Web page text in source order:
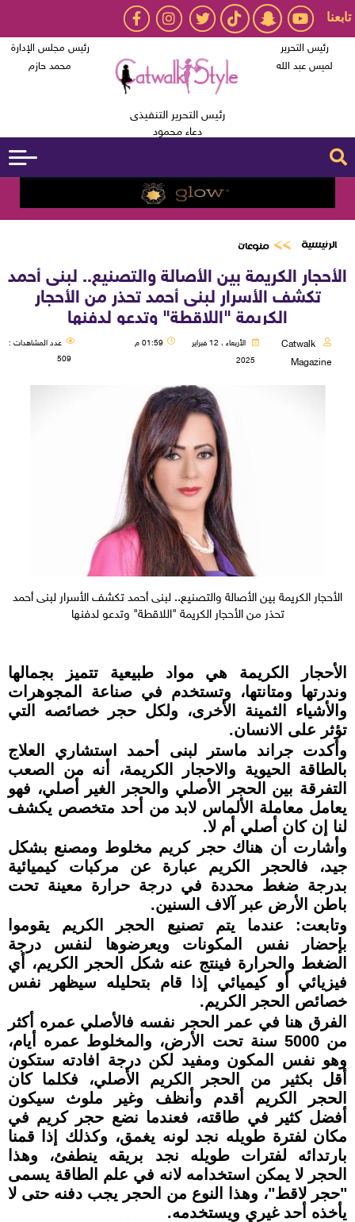
تابعنا
رئيس التحرير
لميس عبد الله
رئيس التحرير التنفيذى
دعاء محمود
رئيس مجلس الإدارة
محمد حازم
الرئيسية منوعات
الأحجار الكريمة بين الأصالة والتصنيع.. لبنى أحمد
تكشف الأسرار لبنى أحمد تحذر من الأحجار
الكريمة "اللاقطة" وتدعو لدفنها
Catwalk
Magazine
الأربعاء ، 12 فبراير
2025
01:59 م
عدد المشاهدات :
509
الأحجار الكريمة بين الأصالة والتصنيع.. لبنى أحمد تكشف الأسرار لبنى أحمد
تحذر من الأحجار الكريمة "اللاقطة" وتدعو لدفنها
الأحجار الكريمة هي مواد طبيعية تتميز بجمالها
وندرتها ومتانتها، وتستخدم في صناعة المجوهرات
والأشياء الثمينة الأخرى، ولكل حجر خصائصه التي
تؤثر على الانسان.
وأكدت جراند ماستر لبنى أحمد استشاري العلاج
بالطاقة الحيوية والاحجار الكريمة، أنه من الصعب
التفرقة بين الحجر الأصلي والحجر الغير أصلي، فهو
يعامل معاملة الألماس لابد من أحد متخصص يكشف
لنا إن كان أصلي أم لا.
وأشارت أن هناك حجر كريم مخلوط ومصنع بشكل
جيد، فالحجر الكريم عبارة عن مركبات كيميائية
بدرجة ضغط محددة في درجة حرارة معينة تحت
باطن الأرض عبر آلاف السنين.
وتابعت: عندما يتم تصنيع الحجر الكريم يقوموا
بإحضار نفس المكونات ويعرضوها لنفس درجة
الضغط والحرارة فينتج عنه شكل الحجر الكريم، أي
فيزيائي أو كيميائي إذا قام بتحليله سيظهر نفس
خصائص الحجر الكريم.
الفرق هنا في عمر الحجر نفسه فالأصلي عمره أكثر
من 5000 سنة تحت الأرض، والمخلوط عمره أيام،
وهو نفس المكون ومفيد لكن درجة افادته ستكون
أقل بكثير من الحجر الكريم الأصلي، فكلما كان
الحجر الكريم أقدم وأنظف وغير ملوث سيكون
أفضل كثير في طاقته، فعندما نضع حجر كريم في
مكان لفترة طويله نجد لونه يغمق، وكذلك إذا قمنا
بارتدائه لفترات طويله نجد بريقه ينطفئ، وهذا
الحجر لا يمكن استخدامه لانه في علم الطاقة يسمى
"حجر لاقط"، وهذا النوع من الحجر يجب دفنه حتى لا
يأخذه أحد غيري ويستخدمه.